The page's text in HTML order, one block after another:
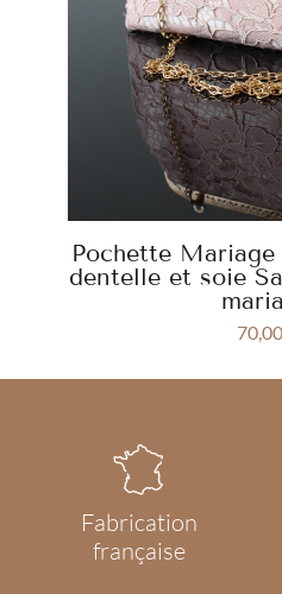
Pochette Mariage
dentelle et soie
70,00
Fabrication
française